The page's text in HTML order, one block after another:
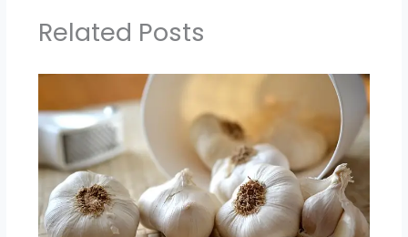
Related Posts